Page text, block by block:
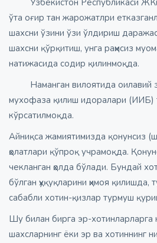
Ўзбекистон Республикаси
ўта оғир тан жарожатлри
шахсни ўзини ўзи ўлдириш
шахсни қўрқитиш, унга раҳмсиз
натижасида содир қилинмоқда.
Наманган вилоятида оилавий
мухофаза қилиш идоралари (ИИБ)
кўрсатилмоқда.
Айниқса жамиятимизда қонунсиз
ҳолатлари қўпроқ учрамоқда.
чекланган ҳолда бўлади. Бундай
бўлган ҳуқуқларини ҳимоя
сабабли хотин-қизлар турмуш
Шу билан бирга эр-хотинларларга
шахсларнинг ёки эр ва хотиннинг